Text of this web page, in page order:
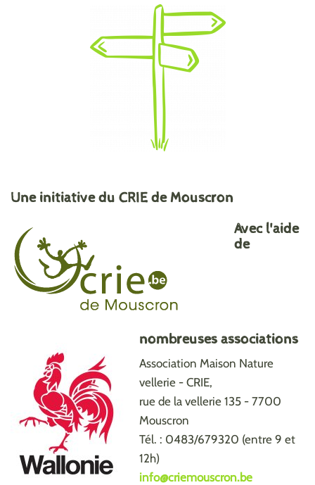
Une initiative du CRIE de Mouscron
Avec l'aide
de
nombreuses associations
Association Maison Nature
vellerie - CRIE,
rue de la vellerie 135 - 7700
Mouscron
Tél. : 0483/679320 (entre 9 et
12h)
info@criemouscron.be